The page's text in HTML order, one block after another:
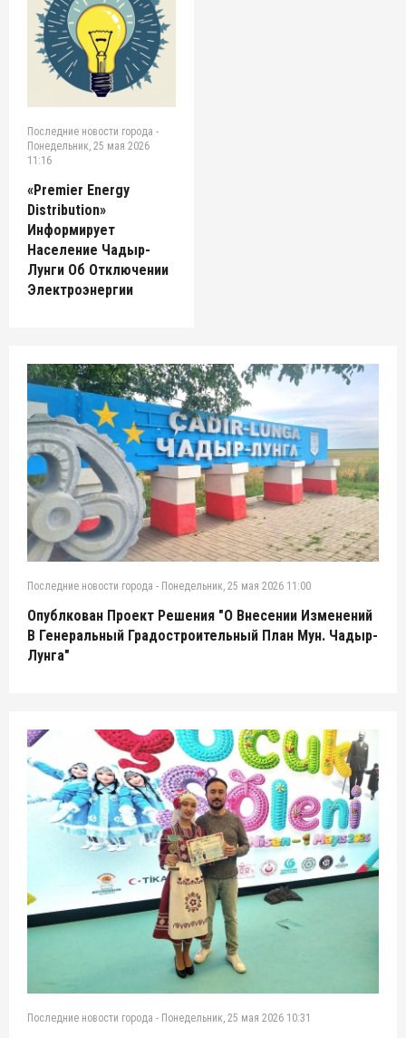
Последние новости города -
Понедельник, 25 мая 2026
11:16
«Premier Energy
Distribution»
Информирует
Население Чадыр-
Лунги Об Отключении
Электроэнергии
Последние новости города - Понедельник, 25 мая 2026 11:00
Опублкован Проект Решения "О Внесении Изменений
В Генеральный Градостроительный План Мун. Чадыр-
Лунга"
Последние новости города - Понедельник, 25 мая 2026 10:31